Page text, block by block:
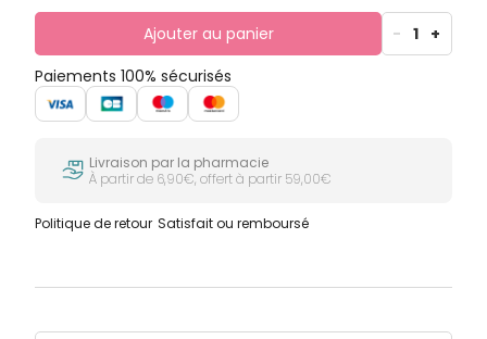
Ajouter au panier - 1 +
Paiements 100% sécurisés
Livraison par la pharmacie
À partir de 6,90€, offert à partir 59,00€
Politique de retour Satisfait ou remboursé